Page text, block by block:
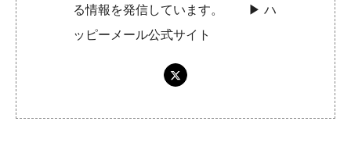
る情報を発信しています。 ▶︎ハ
ッピーメール公式サイト